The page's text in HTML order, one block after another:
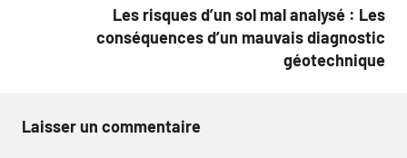
Les risques d’un sol mal analysé : Les
conséquences d’un mauvais diagnostic
géotechnique
Laisser un commentaire